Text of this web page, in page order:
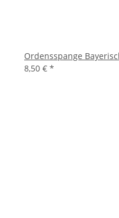
Ordensspange
8,50 € *